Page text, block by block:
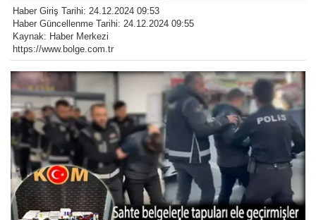
Haber Giriş Tarihi: 24.12.2024 09:53
Haber Güncellenme Tarihi: 24.12.2024 09:55
Kaynak: Haber Merkezi
https://www.bolge.com.tr